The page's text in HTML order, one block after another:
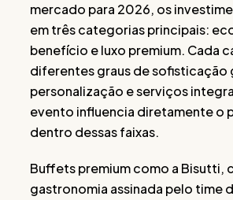
mercado para 2026, os
em três categorias principais:
benefício e luxo premium. Cada
diferentes graus de sofisticação
personalização e serviços
evento influencia diretamente o
dentro dessas faixas.
Buffets premium como a Bisutti,
gastronomia assinada pelo time